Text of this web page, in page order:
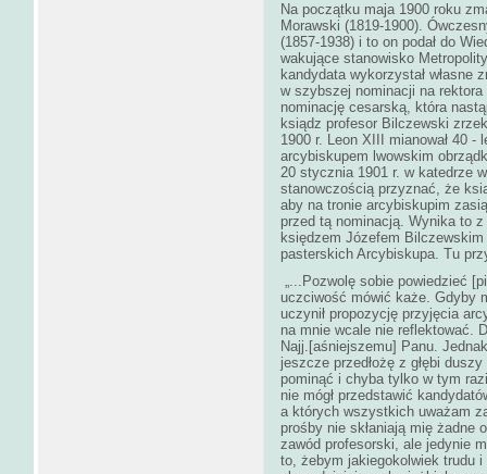
Na początku maja 1900 roku
Morawski (1819-1900).
(1857-1938) i to on podał do
wakujące stanowisko
kandydata wykorzystał własne
w szybszej nominacji na
nominację cesarską, która
ksiądz profesor Bilczewski
1900 r. Leon XIII mianował 40
arcybiskupem lwowskim
20 stycznia 1901 r. w katedrze
stanowczością przyznać, że
aby na tronie arcybiskupim
przed tą nominacją. Wynika to
księdzem Józefem
pasterskich Arcybiskupa. Tu
„...Pozwolę sobie powiedzieć
uczciwość mówić każe. Gdyby
uczynił propozycję przyjęcia
na mnie wcale nie reflektować.
Najj.[aśniejszemu] Panu.
jeszcze przedłożę z głębi
pominąć i chyba tylko w tym
nie mógł przedstawić
a których wszystkich uważam
prośby nie skłaniają mię żadne
zawód profesorski, ale jedynie
to, żebym jakiegokolwiek trudu